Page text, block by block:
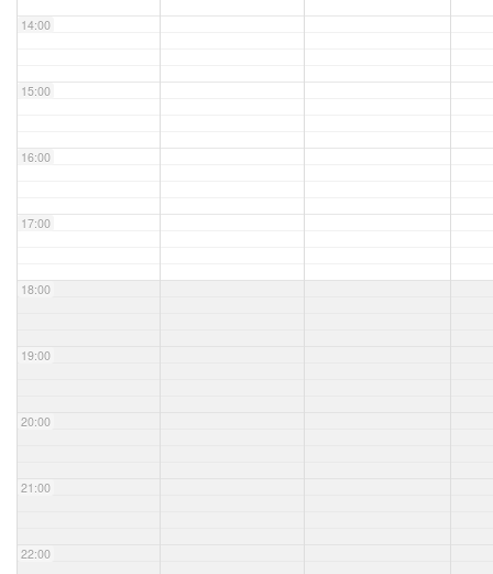
14:00
15:00
16:00
17:00
18:00
19:00
20:00
21:00
22:00